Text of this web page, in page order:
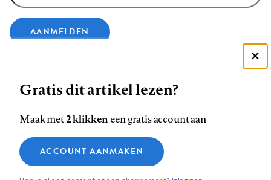
mailadres
AANMELDEN
op
Facebook
op
LinkedIn
op
Bluesky
ons
op
InstagramYouTube
Footer
Contact Colofon Disclaimer Privacy
Medische vragen verdienen
betrouwbare antwoorden
Zie onze cookie policy
Analytische cookies
Gratis dit artikel lezen?
Maak met2 klikkeneen gratis account aan
ACCOUNT AANMAKEN